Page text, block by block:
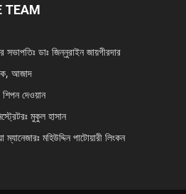
TEAM
সভাপতিঃ ডাঃ জিন্নুরাইন জায়গীরদার
আজাদ
শিপন দেওয়ান
মুকুল হাসান
ম্যানেজারঃ মহিউদ্দিন পাটোয়ারী লিংকন